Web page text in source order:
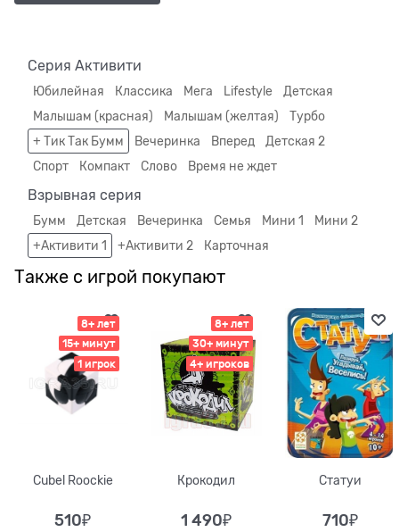
Серия Активити
Юбилейная Классика Мега Lifestyle
Детская
Малышам (красная)
Малышам (желтая)
Турбо
+ Тик Так Бумм
Вечеринка Вперед
Детская 2
Спорт
Компакт Слово Время не ждет
Взрывная серия
Бумм Детская Вечеринка Семья Мини 1
Мини 2
+Активити 1
+Активити 2 Карточная
Также с игрой покупают
8+ лет
15+ минут
1 игрок
Cubel Roockie
510₽
8+ лет
30+ минут
4+ игроков
Крокодил
1 490₽
Статуи
710₽